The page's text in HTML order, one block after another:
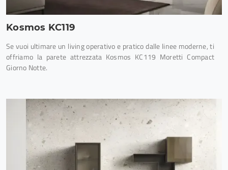
Kosmos KC119
Se vuoi ultimare un living operativo e pratico dalle linee moderne, ti
offriamo la parete attrezzata Kosmos KC119 Moretti Compact
Giorno Notte.